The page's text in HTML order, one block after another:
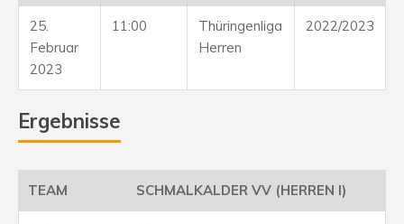
25.
Februar
2023
11:00
Thüringenliga
Herren
2022/2023
Ergebnisse
SCHMALKALDER VV (HERREN I)